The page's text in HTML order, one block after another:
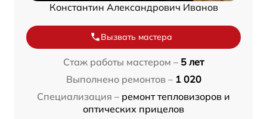
Константин Александрович Иванов
Вызвать мастера
Стаж работы мастером – 5 лет
Выполнено ремонтов – 1 020
Специализация – ремонт тепловизоров и
оптических прицелов